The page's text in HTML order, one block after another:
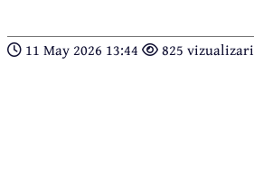
11 May 2026 13:44 825 vizualizari